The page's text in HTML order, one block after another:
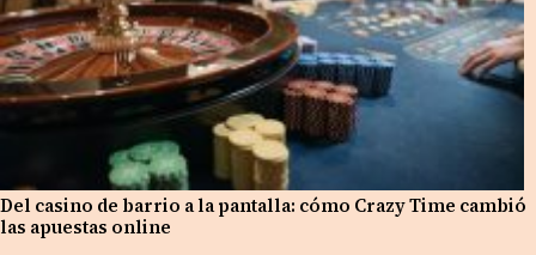
Del casino de barrio a la pantalla: cómo Crazy Time cambió
las apuestas online